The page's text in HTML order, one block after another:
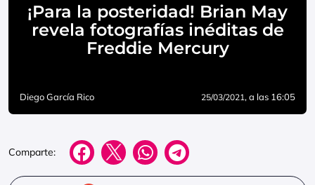
¡Para la posteridad! Brian May
revela fotografías inéditas de
Freddie Mercury
Diego García Rico 25/03/2021, a las 16:05
Comparte: